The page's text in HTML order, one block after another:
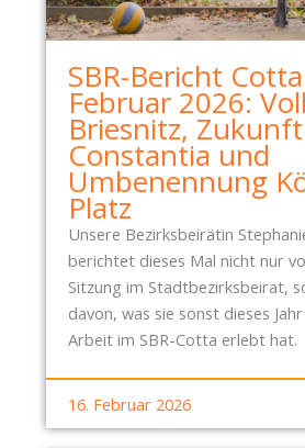
H
A
O
S
U
N
D
F
R
D
R
I
T
T
A
V
O
M
2
1
.
M
2
2
:
W
I
SBR-Bericht
Februar 2026:
Briesnitz,
Constantia und
Umbenennung
Platz
Unsere Bezirksbeirätin
berichtet dieses Mal nicht nur
Sitzung im Stadtbezirksbeirat,
davon, was sie sonst dieses
Arbeit im SBR-Cotta erlebt hat.
16. Februar 2026